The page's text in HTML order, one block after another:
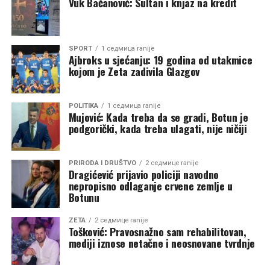
bilo kojeg drugog zvaničnog predstavnika”, zaključila je
Andrić.
SPORT 1 седмица ranije
Ajbroks u sjećanju: 19 godina od utakmice
kojom je Zeta zadivila Glazgov
POLITIKA 1 седмица ranije
Mujović: Kada treba da se gradi, Botun je
podgorički, kada treba ulagati, nije ničiji
PRIRODA I DRUŠTVO 2 седмице ranije
Dragićević prijavio policiji navodno
nepropisno odlaganje crvene zemlje u
Botunu
ZETA 2 седмице ranije
Tošković: Pravosnažno sam rehabilitovan,
mediji iznose netačne i neosnovane tvrdnje